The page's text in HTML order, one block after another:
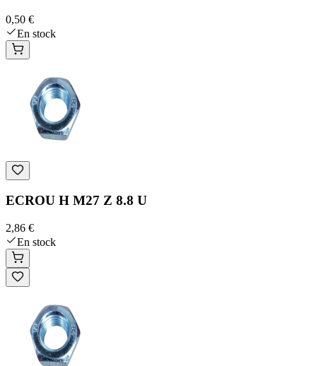
0,50 €
En stock
ECROU H M27 Z 8.8 U
2,86 €
En stock